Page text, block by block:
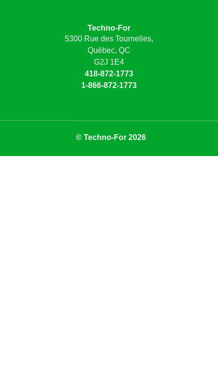
Techno-For
5300 Rue des Tournelles,
Québec, QC
G2J 1E4
418-872-1773
1-866-872-1773
© Techno-For 2026